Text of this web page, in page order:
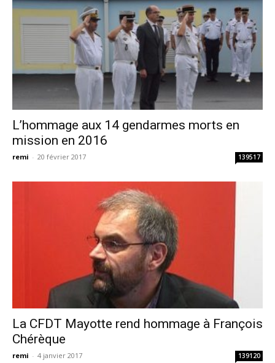
L’hommage aux 14 gendarmes morts en
mission en 2016
remi - 20 février 2017 139517
La CFDT Mayotte rend hommage à François
Chérèque
remi - 4 janvier 2017 139120